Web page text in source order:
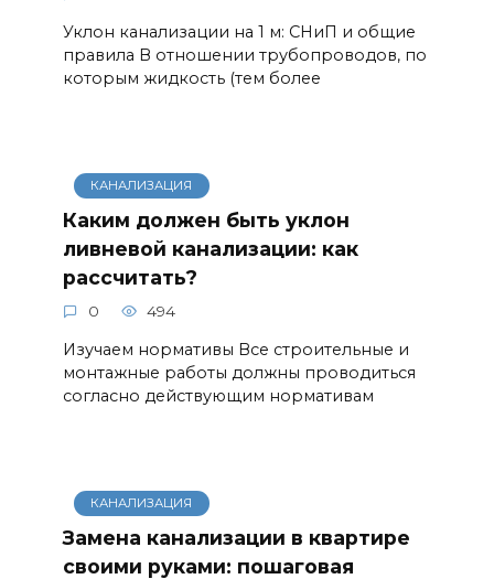
Уклон канализации на 1 м: СНиП и общие
правила В отношении трубопроводов, по
которым жидкость (тем более
КАНАЛИЗАЦИЯ
Каким должен быть уклон
ливневой канализации: как
рассчитать?
0 494
Изучаем нормативы Все строительные и
монтажные работы должны проводиться
согласно действующим нормативам
КАНАЛИЗАЦИЯ
Замена канализации в квартире
своими руками: пошаговая